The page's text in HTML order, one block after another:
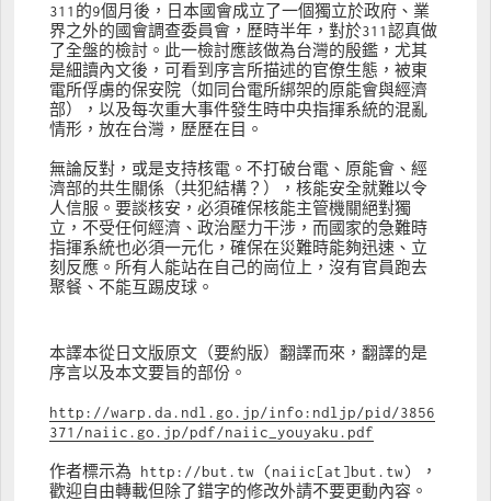
311的9個月後，日本國會成立了一個獨立於政府、業
界之外的國會調查委員會，歷時半年，對於311認真做
了全盤的檢討。此一檢討應該做為台灣的殷鑑，尤其
是細讀內文後，可看到序言所描述的官僚生態，被東
電所俘虜的保安院（如同台電所綁架的原能會與經濟
部），以及每次重大事件發生時中央指揮系統的混亂
情形，放在台灣，歷歷在目。
無論反對，或是支持核電。不打破台電、原能會、經
濟部的共生關係（共犯結構？），核能安全就難以令
人信服。要談核安，必須確保核能主管機關絕對獨
立，不受任何經濟、政治壓力干涉，而國家的急難時
指揮系統也必須一元化，確保在災難時能夠迅速、立
刻反應。所有人能站在自己的崗位上，沒有官員跑去
聚餐、不能互踢皮球。
本譯本從日文版原文（要約版）翻譯而來，翻譯的是
序言以及本文要旨的部份。
http://warp.da.ndl.go.jp/info:ndljp/pid/3856
371/naiic.go.jp/pdf/naiic_youyaku.pdf
作者標示為 http://but.tw (naiic[at]but.tw) ，
歡迎自由轉載但除了錯字的修改外請不要更動內容。